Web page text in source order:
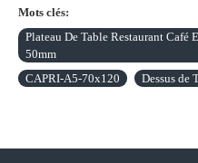
Mots clés:
Plateau De Table Restaurant Café
50mm
CAPRI-A5-70x120
Dessus de